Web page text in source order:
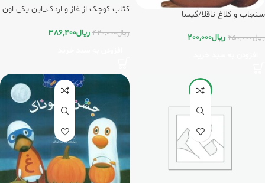
سنجاب و کلاغ ناقلا/گیسا
ریال250,000 ریال200,000
کتاب کوچک از غاز و اردک_این یکی اون
ریال420,000 ریال386,400
-20%